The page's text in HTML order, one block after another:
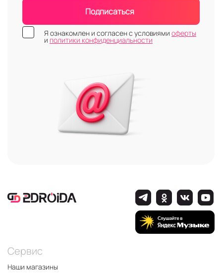
Подписаться
Я ознакомлен и согласен с условиями оферты
и политики конфиденциальности
Сервис
Наши магазины